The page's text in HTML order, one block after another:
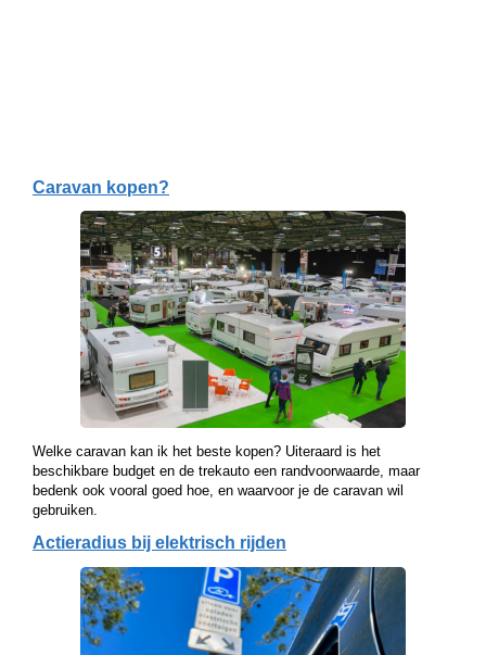
Caravan kopen?
Welke caravan kan ik het beste kopen? Uiteraard is het
beschikbare budget en de trekauto een randvoorwaarde, maar
bedenk ook vooral goed hoe, en waarvoor je de caravan wil
gebruiken.
Actieradius bij elektrisch rijden